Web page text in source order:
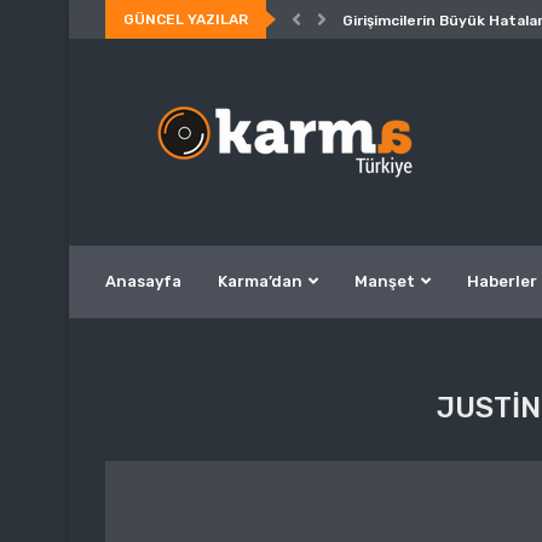
GÜNCEL YAZILAR Girişimcilerin Büyük
Anasayfa Karma’dan Manşet Haberler